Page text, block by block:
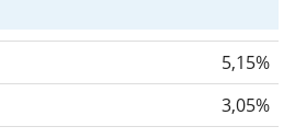
5,15%
3,05%